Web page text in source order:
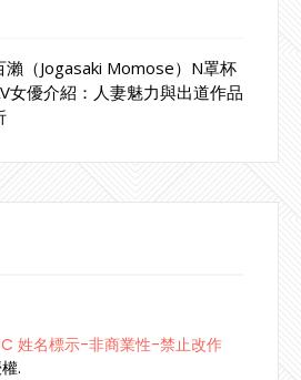
瀨（Jogasaki Momose）N罩杯
女優介紹：人妻魅力與出道作品
姓名標示-非商業性-禁止改作
.